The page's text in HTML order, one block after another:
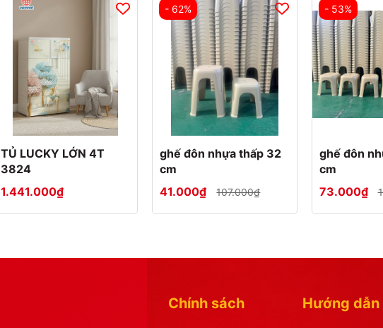
TỦ LUCKY LỚN 4T
3824
1.441.000₫
- 62%
ghế đôn nhựa thấp 32
cm
41.000₫
107.000₫
- 53%
ghế đôn
cm
73.000₫
Chính sách Hướng dẫn